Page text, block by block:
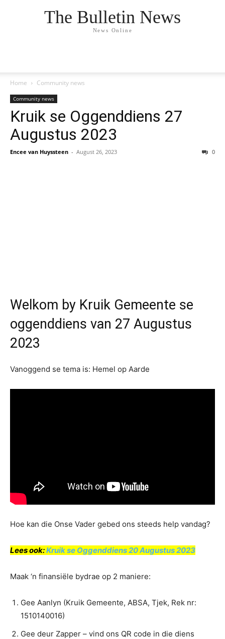
The Bulletin News
News Online
Home Community news
Community news
Kruik se Oggenddiens 27
Augustus 2023
Encee van Huyssteen - August 26, 2023 0
Welkom by Kruik Gemeente se
oggenddiens van 27 Augustus
2023
Vanoggend se tema is: Hemel op Aarde
Hoe kan die Onse Vader gebed ons steeds help vandag?
Lees ook:Kruik se Oggenddiens 20 Augustus 2023
Maak ‘n finansiële bydrae op 2 maniere:
Gee Aanlyn (Kruik Gemeente, ABSA, Tjek, Rek nr:
1510140016)
Gee deur Zapper – vind ons QR code in die diens